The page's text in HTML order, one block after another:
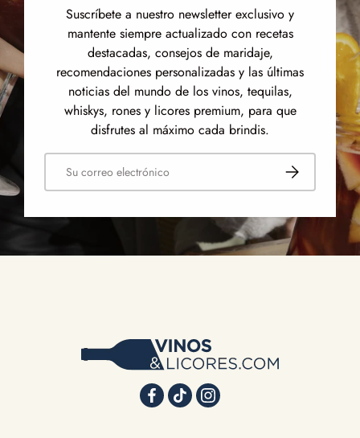
Suscríbete a nuestro newsletter exclusivo y
mantente siempre actualizado con recetas
destacadas, consejos de maridaje,
recomendaciones personalizadas y las últimas
noticias del mundo de los vinos, tequilas,
whiskys, rones y licores premium, para que
disfrutes al máximo cada brindis.
Correo electrónico Suscribirse